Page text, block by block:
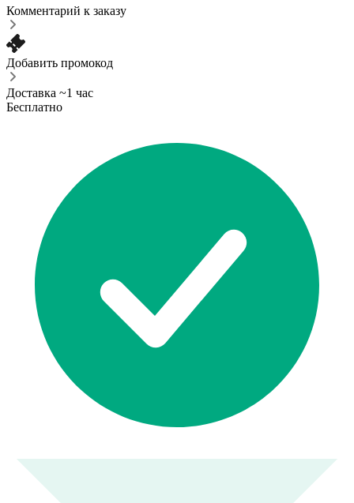
Комментарий к заказу
Добавить промокод
Доставка ~1 час
Бесплатно